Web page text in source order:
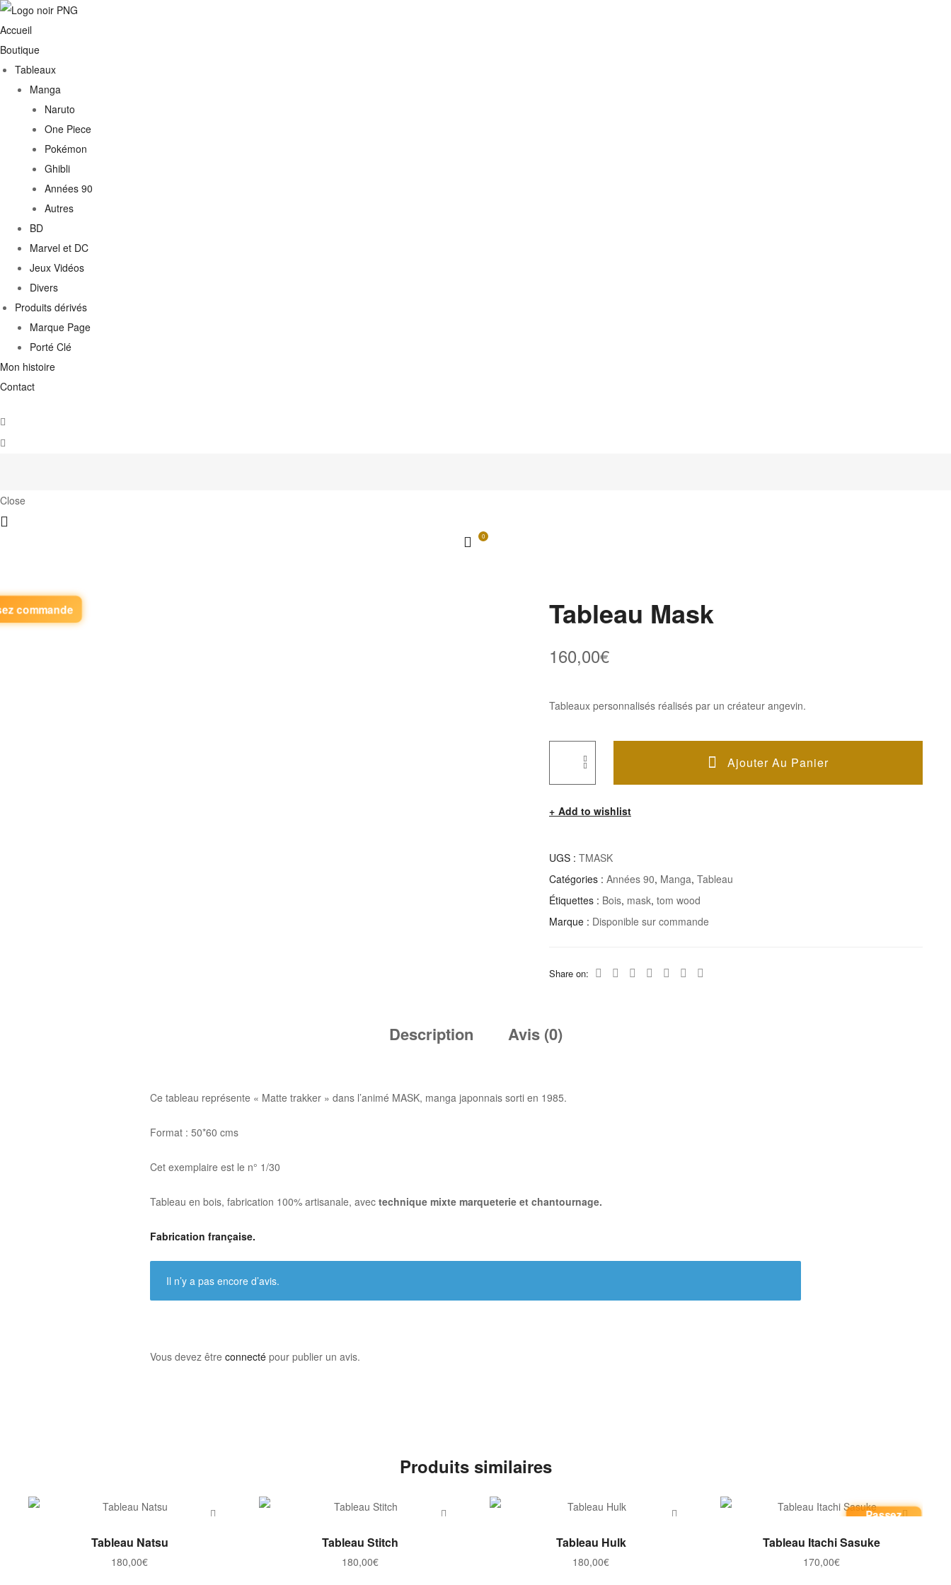
Accueil
Boutique
Tableaux
Manga
Naruto
One Piece
Pokémon
Ghibli
Années 90
Autres
BD
Marvel et DC
Jeux Vidéos
Divers
Produits dérivés
Marque Page
Porté Clé
Mon histoire
Contact
Close
0
commande Tableau Mask
160,00€
Tableaux personnalisés réalisés par un créateur angevin.
Quantité
Tableau
Ajouter Au Panier
Add to wishlist
UGS :TMASK
Catégories :Années 90, Manga,Tableau
Étiquettes : Bois, mask,tom wood
Marque : Disponible sur commande
Share on:
Description Avis (0)
Ce tableau représente « Matte trakker » dans l’animé MASK, manga japonnais sorti en 1985.
Format : 50*60 cms
Cet exemplaire est le n° 1/30
Tableau en bois, fabrication 100% artisanale, avec technique mixte marqueterie et chantournage.
Fabrication française.
Il n’y a pas encore d’avis.
Vous devez être connecté pour publier un avis.
Produits similaires
AJOUTER AU PANIER
Tableau Natsu
180,00€
AJOUTER AU PANIER
Tableau Stitch
180,00€
AJOUTER AU PANIER
Tableau Hulk
180,00€
Passez
AJOUTER AU PANIER
Tableau Itachi Sasuke
170,00€